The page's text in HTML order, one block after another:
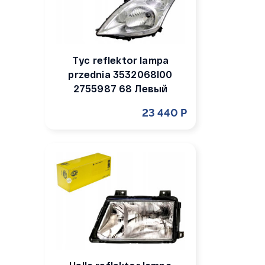
Tyc reflektor lampa
przednia 3532068l00
2755987 68 Левый
23 440 Р